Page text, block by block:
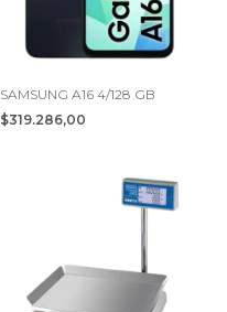
SAMSUNG A16 4/128 GB
$319.286,00